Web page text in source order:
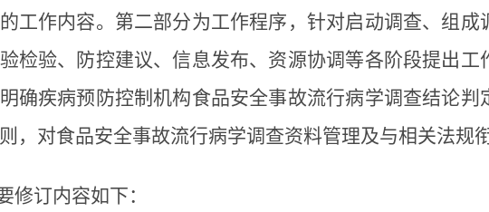
工作内容。第二部分为工作程序，针对启动调查、组成
检验、防控建议、信息发布、资源协调等各阶段提出工
确疾病预防控制机构食品安全事故流行病学调查结论判
，对食品安全事故流行病学调查资料管理及与相关法规
修订内容如下：